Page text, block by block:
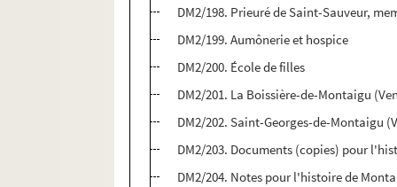
DM2/198. Prieuré de Saint-Sauveur,
DM2/199. Aumônerie et hospice
DM2/200. École de filles
DM2/201. La Boissière-de-Montaigu
DM2/202. Saint-Georges-de-Montaigu
DM2/203. Documents (copies) pour
DM2/204. Notes pour l'histoire de